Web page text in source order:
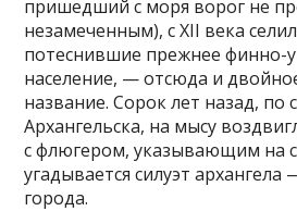
пришедший с моря ворог не
незамеченным), с XII века
потеснившие прежнее финно-
население, — отсюда и
название. Сорок лет назад, по
Архангельска, на мысу
с флюгером, указывающим на
угадывается силуэт
города.